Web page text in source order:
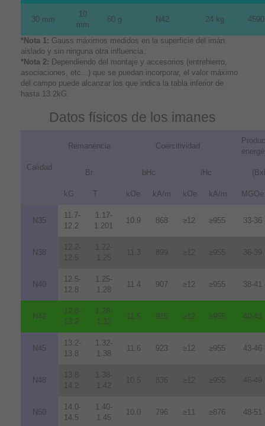
30 mm
10
mm
60 g N42 24 kg
*Nota 1: Gauss máximos medidos en la superficie del imán
aislado y sin ninguna otra influencia.
*Nota 2: Dependiendo del montaje y accesorios (entrehierro,
asociaciones, etc...) que se puedan incorporar, el valor máximo
del campo puede alcanzar los que indica la tabla inferior de
hasta 13.2kG.
Datos físicos de los imanes
Calidad
Remanencia Coercitividad
Br bHc iHc
kG T kOe kA/m kOe kA/m MGOe
N35
11.7-
12.2
1.17-
1.201
10.9 868 ≥12 ≥955 33-36
N38
12.2-
12.5
1.22-
1.25
11.3 899 ≥12 ≥955 36-39
N40
12.5-
12.8
1.25-
1.28
11.4 907 ≥12 ≥955 38-41
N42
12.8-
13.2
1.28-
1.32
11.5 915 ≥12 ≥955 40-43
N45
13.2-
13.8
1.32-
1.38
11.6 923 ≥12 ≥955 43-46
N48
13.8-
14.2
1.38-
1.42
10.5 836 ≥12 ≥955 46-49
N50
14.0-
14.5
1.40-
1.45
10.0 796 ≥11 ≥876 48-51